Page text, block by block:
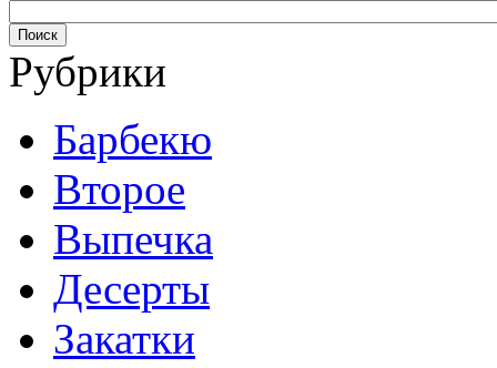
Рубрики
Барбекю
Второе
Выпечка
Десерты
Закатки